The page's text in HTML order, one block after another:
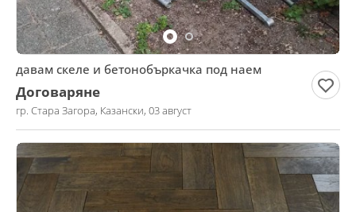
давам скеле и бетонобъркачка под наем
Договаряне
гр. Стара Загора, Казански, 03 август